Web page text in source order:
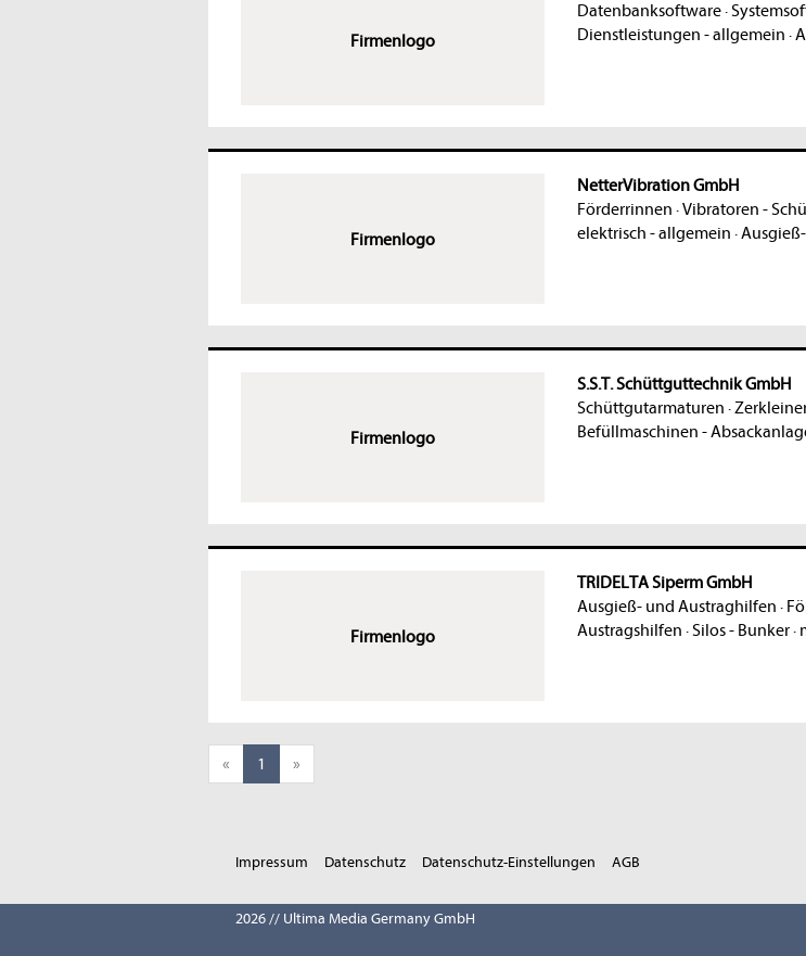
Firmenlogo
Datenbanksoftware·
Dienstleistungen - allgemein ·
Firmenlogo
NetterVibration GmbH
Förderrinnen ·Vibratoren -
elektrisch - allgemein ·
Firmenlogo
S.S.T. Schüttguttechnik GmbH
Schüttgutarmaturen ·
Befüllmaschinen -
Firmenlogo
TRIDELTA Siperm GmbH
Ausgieß- und Austraghilfen ·
Austragshilfen ·Silos - Bunker·
« 1 »
Impressum Datenschutz Datenschutz-Einstellungen AGB
2026 // Ultima Media Germany GmbH